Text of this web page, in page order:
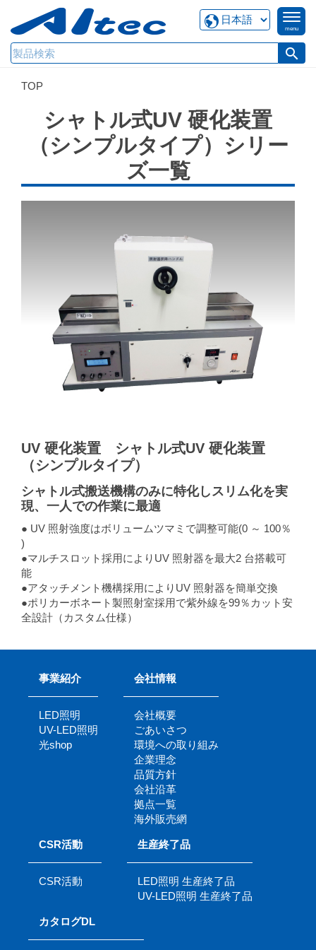
menu
search
TOP
シャトル式UV 硬化装置
（シンプルタイプ）シリー
ズ一覧
UV 硬化装置 シャトル式UV 硬化装置
（シンプルタイプ）
シャトル式搬送機構のみに特化しスリム化を実
現、一人での作業に最適
● UV 照射強度はボリュームツマミで調整可能(0 ～ 100％
)
●マルチスロット採用によりUV 照射器を最大2 台搭載可
能
●アタッチメント機構採用によりUV 照射器を簡単交換
●ポリカーボネート製照射室採用で紫外線を99％カット安
全設計（カスタム仕様）
事業紹介
LED照明
UV-LED照明
光shop
会社情報
会社概要
ごあいさつ
環境への取り組み
企業理念
品質方針
会社沿革
拠点一覧
海外販売網
CSR活動
CSR活動
生産終了品
LED照明 生産終了品
UV-LED照明 生産終了品
カタログDL